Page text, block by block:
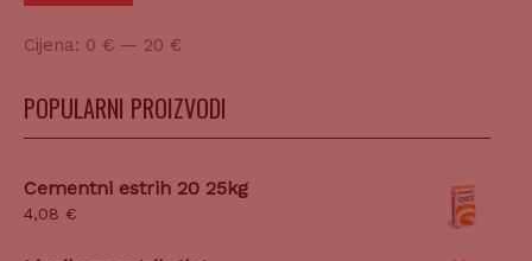
Cijena: 0 € — 20 €
POPULARNI PROIZVODI
Cementni estrih 20 25kg
4,08 €